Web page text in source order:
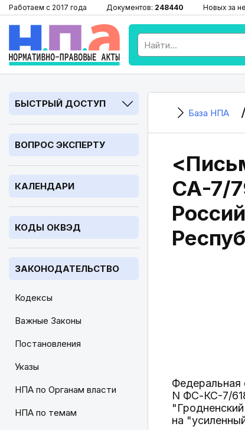
Работаем с 2017 года Документов: 248440 Новых за
БЫСТРЫЙ ДОСТУП
ВОПРОС ЭКСПЕРТУ
КАЛЕНДАРИ
КОДЫ ОКВЭД
ЗАКОНОДАТЕЛЬСТВО
Кодексы
Важные Законы
Постановления
Указы
НПА по Органам власти
НПА по темам
База НПА
СА-7/
Федеральная
N ФС-КС-7/
на